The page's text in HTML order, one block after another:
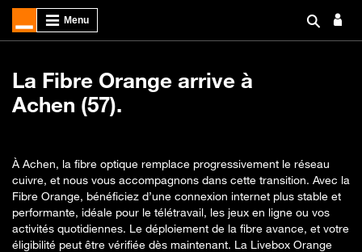
La Fibre Orange arrive à
Achen (57).
À Achen, la fibre optique remplace progressivement le réseau
cuivre, et nous vous accompagnons dans cette transition. Avec la
Fibre Orange, bénéficiez d’une connexion internet plus stable et
performante, idéale pour le télétravail, les jeux en ligne ou vos
activités quotidiennes. Le déploiement de la fibre avance, et votre
éligibilité peut être vérifiée dès maintenant. La Livebox Orange